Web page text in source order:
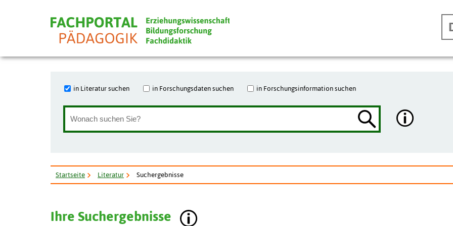
in Literatur suchen in Forschungsdaten suchen in Forschungsinformation suchen
Startseite Literatur Suchergebnisse
Ihre Suchergebnisse